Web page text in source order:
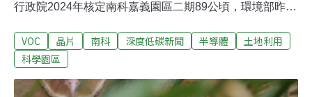
行政院2024年核定南科嘉義園區二期89公頃，環境部昨
但要求釐清污染源及影響，並重新檢視用水規劃。環委指
出，本案疊加鄰近園區，空污增量對後續管制「相當可
科嘉義二期89公頃 用水逼近1/3個水上淨水廠南科嘉義園
VOC 晶片 南科 深度低碳新聞 半導體
土地利用
科學園區